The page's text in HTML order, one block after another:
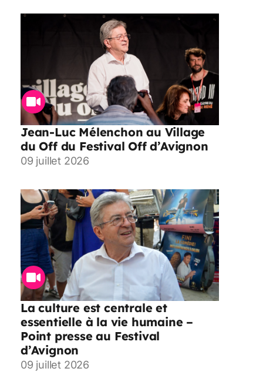
Jean-Luc Mélenchon au Village
du Off du Festival Off d’Avignon
09 juillet 2026
La culture est centrale et
essentielle à la vie humaine –
Point presse au Festival
d’Avignon
09 juillet 2026